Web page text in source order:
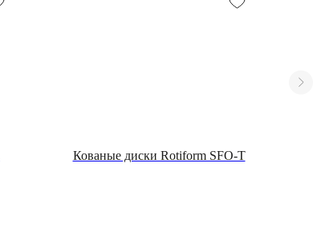
Кованые диски Rotiform SFO-T